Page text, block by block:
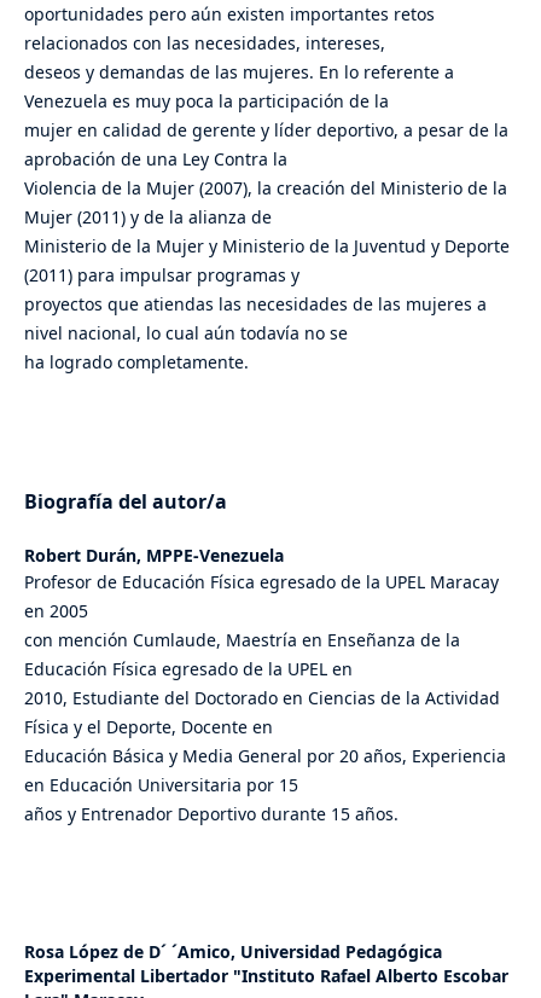
oportunidades pero aún existen importantes retos
relacionados con las necesidades, intereses,
deseos y demandas de las mujeres. En lo referente a
Venezuela es muy poca la participación de la
mujer en calidad de gerente y líder deportivo, a pesar de la
aprobación de una Ley Contra la
Violencia de la Mujer (2007), la creación del Ministerio de la
Mujer (2011) y de la alianza de
Ministerio de la Mujer y Ministerio de la Juventud y Deporte
(2011) para impulsar programas y
proyectos que atiendas las necesidades de las mujeres a
nivel nacional, lo cual aún todavía no se
ha logrado completamente.
Biografía del autor/a
Robert Durán, MPPE-Venezuela
Profesor de Educación Física egresado de la UPEL Maracay
en 2005
con mención Cumlaude, Maestría en Enseñanza de la
Educación Física egresado de la UPEL en
2010, Estudiante del Doctorado en Ciencias de la Actividad
Física y el Deporte, Docente en
Educación Básica y Media General por 20 años, Experiencia
en Educación Universitaria por 15
años y Entrenador Deportivo durante 15 años.
Rosa López de D´ ´Amico, Universidad Pedagógica
Experimental Libertador "Instituto Rafael Alberto Escobar